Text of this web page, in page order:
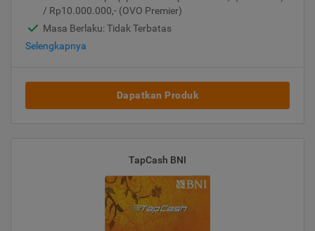
/ Rp10.000.000,- (OVO Premier)
Masa Berlaku: Tidak Terbatas
Selengkapnya
Dapatkan Produk
TapCash BNI